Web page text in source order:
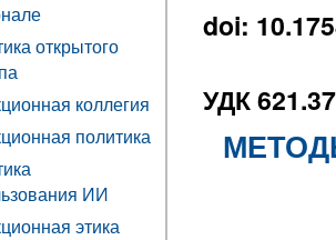
открытого
коллегия
политика
ИИ
этика
doi:
УДК